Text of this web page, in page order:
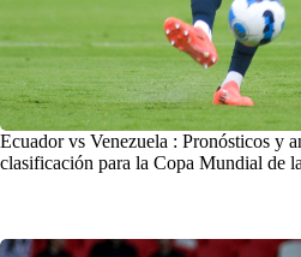
Ecuador vs Venezuela : Pronósticos y
clasificación para la Copa Mundial de